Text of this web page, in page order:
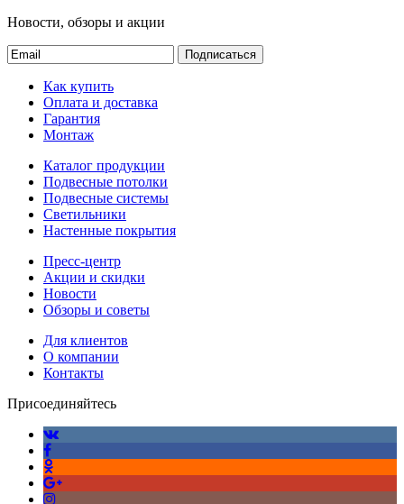
Новости, обзоры и акции
Подписаться
Как купить
Оплата и доставка
Гарантия
Монтаж
Каталог продукции
Подвесные потолки
Подвесные системы
Светильники
Настенные покрытия
Пресс-центр
Акции и скидки
Новости
Обзоры и советы
Для клиентов
О компании
Контакты
Присоединяйтесь